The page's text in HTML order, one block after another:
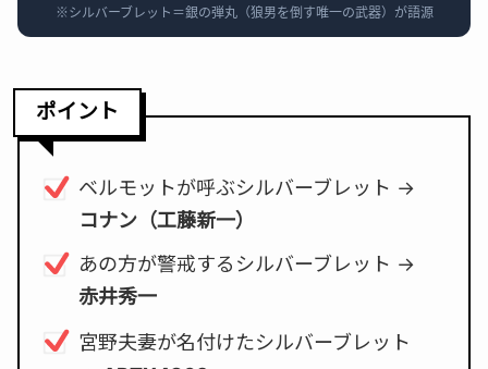
※シルバーブレット＝銀の弾丸（狼男を倒す唯一の武器）が語源
ポイント
ベルモットが呼ぶシルバーブレット →
コナン（工藤新一）
あの方が警戒するシルバーブレット →
赤井秀一
宮野夫妻が名付けたシルバーブレット